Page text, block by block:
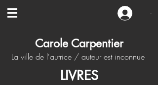
-
Carole Carpentier
La ville de l'autrice / auteur est inconnue
LIVRES